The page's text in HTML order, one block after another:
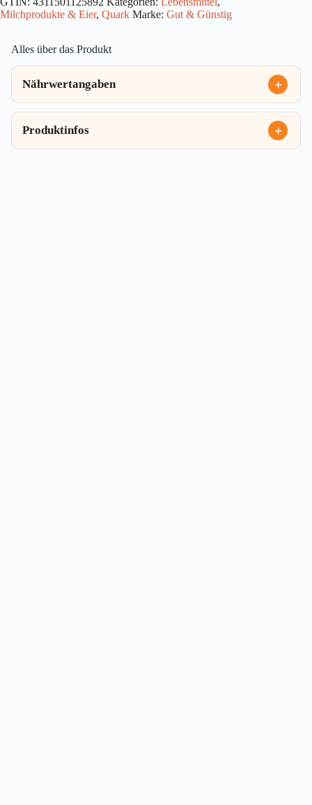
250g
Menge
Milchprodukte & Eier, Quark Marke: Gut & Günstig
Alles über das Produkt
Nährwertangaben
Produktinfos